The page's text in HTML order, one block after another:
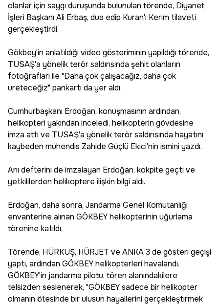
olanlar için saygı duruşunda bulunulan törende, Diyanet
İşleri Başkanı Ali Erbaş, dua edip Kuran'ı Kerim tilaveti
gerçekleştirdi.
Gökbey'in anlatıldığı video gösteriminin yapıldığı törende,
TUSAŞ'a yönelik terör saldırısında şehit olanların
fotoğrafları ile "Daha çok çalışacağız, daha çok
üreteceğiz" pankartı da yer aldı.
Cumhurbaşkanı Erdoğan, konuşmasının ardından,
helikopteri yakından inceledi, helikopterin gövdesine
imza attı ve TUSAŞ'a yönelik terör saldırısında hayatını
kaybeden mühendis Zahide Güçlü Ekici'nin ismini yazdı.
Anı defterini de imzalayan Erdoğan, kokpite geçti ve
yetkililerden helikoptere ilişkin bilgi aldı.
Erdoğan, daha sonra, Jandarma Genel Komutanlığı
envanterine alınan GÖKBEY helikopterinin uğurlama
törenine katıldı.
Törende, HÜRKUŞ, HÜRJET ve ANKA 3 de gösteri geçişi
yaptı, ardından GÖKBEY helikopterleri havalandı.
GÖKBEY'in jandarma pilotu, tören alanındakilere
telsizden seslenerek, "GÖKBEY sadece bir helikopter
olmanın ötesinde bir ulusun hayallerini gerçekleştirmek